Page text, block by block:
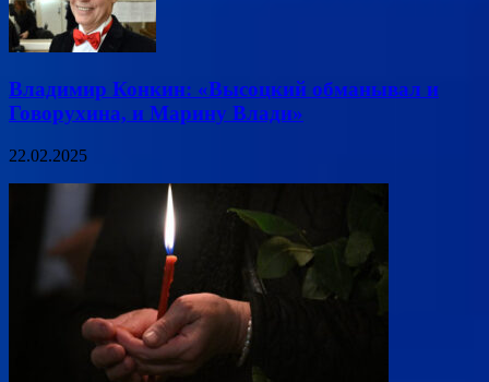
Владимир Конкин: «Высоцкий обманывал и
Говорухина, и Марину Влади»
22.02.2025